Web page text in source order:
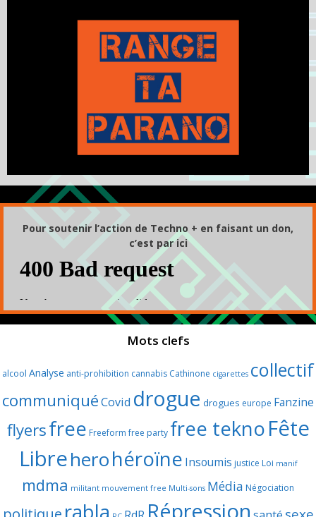
Pour soutenir l’action de Techno + en faisant un don,
c’est par ici
Mots clefs
alcool Analyse anti-prohibition cannabis Cathinone cigarettes collectif
communiquéCovid drogue drogues europe Fanzine
flyersfree Freeform free party free teknoFête
Libreherohéroïne Insoumis justice Loi manif
mdma militant mouvement free Multi-sons Média Négociation
rabla Répression